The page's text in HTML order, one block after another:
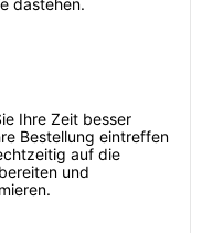
dastehen.
Ihre Zeit besser
Bestellung eintreffen
auf die
und